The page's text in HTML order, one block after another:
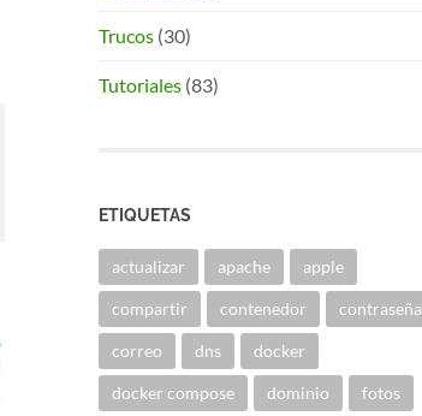
Trucos (30)
Tutoriales (83)
ETIQUETAS
actualizar apache apple
compartir contenedor contraseña
correo dns docker
docker compose dominio fotos